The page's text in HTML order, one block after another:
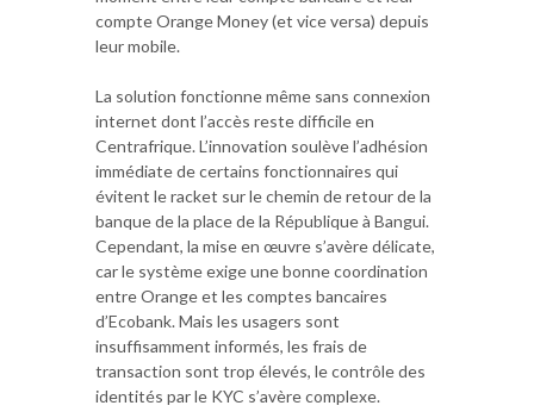
compte Orange Money (et vice versa) depuis
leur mobile.
La solution fonctionne même sans connexion
internet dont l’accès reste difficile en
Centrafrique. L’innovation soulève l’adhésion
immédiate de certains fonctionnaires qui
évitent le racket sur le chemin de retour de la
banque de la place de la République à Bangui.
Cependant, la mise en œuvre s’avère délicate,
car le système exige une bonne coordination
entre Orange et les comptes bancaires
d’Ecobank. Mais les usagers sont
insuffisamment informés, les frais de
transaction sont trop élevés, le contrôle des
identités par le KYC s’avère complexe.